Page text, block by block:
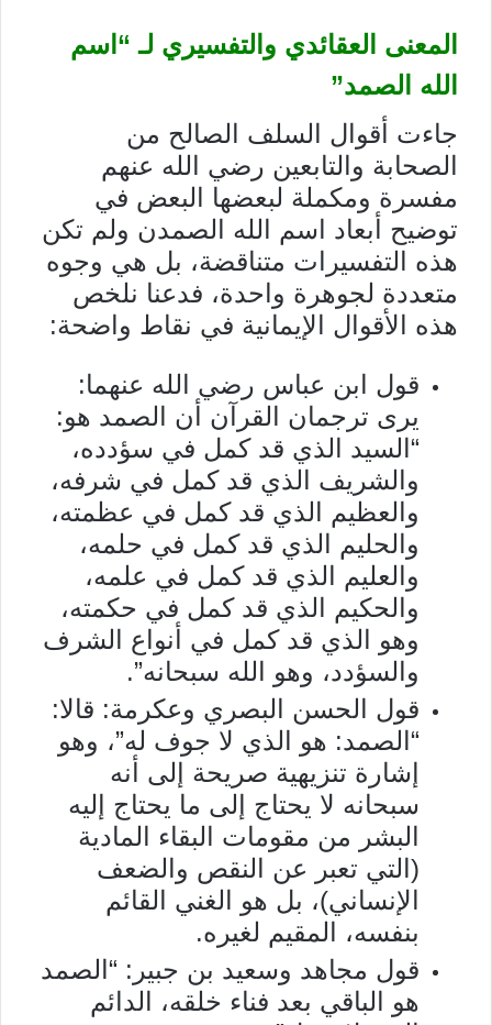
المعنى العقائدي والتفسيري لـ “اسم
الله الصمد”
جاءت أقوال السلف الصالح من
الصحابة والتابعين رضي الله عنهم
مفسرة ومكملة لبعضها البعض في
توضيح أبعاد اسم الله الصمدن ولم تكن
هذه التفسيرات متناقضة، بل هي وجوه
متعددة لجوهرة واحدة، فدعنا نلخص
هذه الأقوال الإيمانية في نقاط واضحة:
قول ابن عباس رضي الله عنهما:
يرى ترجمان القرآن أن الصمد هو:
“السيد الذي قد كمل في سؤدده،
والشريف الذي قد كمل في شرفه،
والعظيم الذي قد كمل في عظمته،
والحليم الذي قد كمل في حلمه،
والعليم الذي قد كمل في علمه،
والحكيم الذي قد كمل في حكمته،
وهو الذي قد كمل في أنواع الشرف
والسؤدد، وهو الله سبحانه”.
قول الحسن البصري وعكرمة: قالا:
“الصمد: هو الذي لا جوف له”، وهو
إشارة تنزيهية صريحة إلى أنه
سبحانه لا يحتاج إلى ما يحتاج إليه
البشر من مقومات البقاء المادية
(التي تعبر عن النقص والضعف
الإنساني)، بل هو الغني القائم
بنفسه، المقيم لغيره.
قول مجاهد وسعيد بن جبير: “الصمد
هو الباقي بعد فناء خلقه، الدائم